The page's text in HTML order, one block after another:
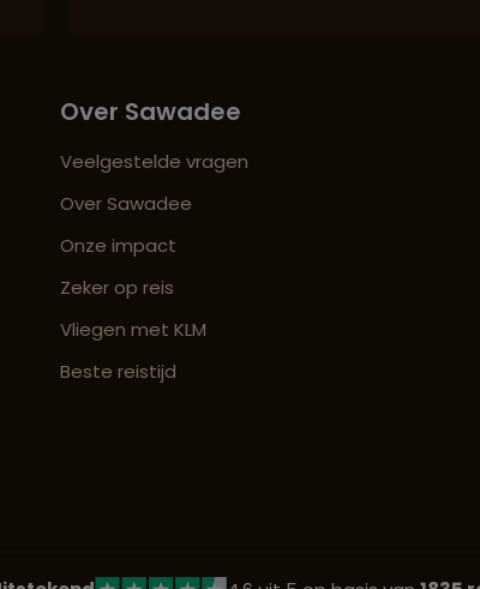
Over Sawadee
Veelgestelde vragen
Over Sawadee
Onze impact
Zeker op reis
Vliegen met KLM
Beste reistijd